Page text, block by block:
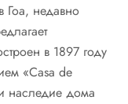
Гоа, недавно
в 1897 году
«Casa de
наследие дома